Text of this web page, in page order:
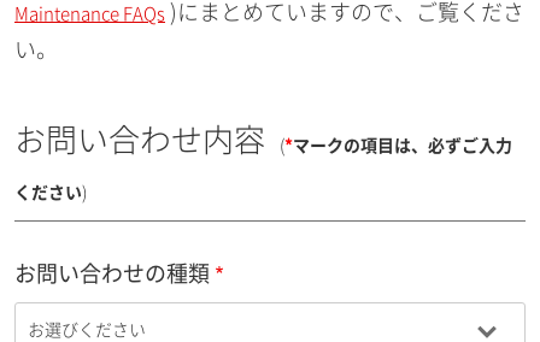
Maintenance FAQs )にまとめていますので、ご覧くださ
い。
お問い合わせ内容 (*マークの項目は、必ずご入力
ください)
お問い合わせの種類